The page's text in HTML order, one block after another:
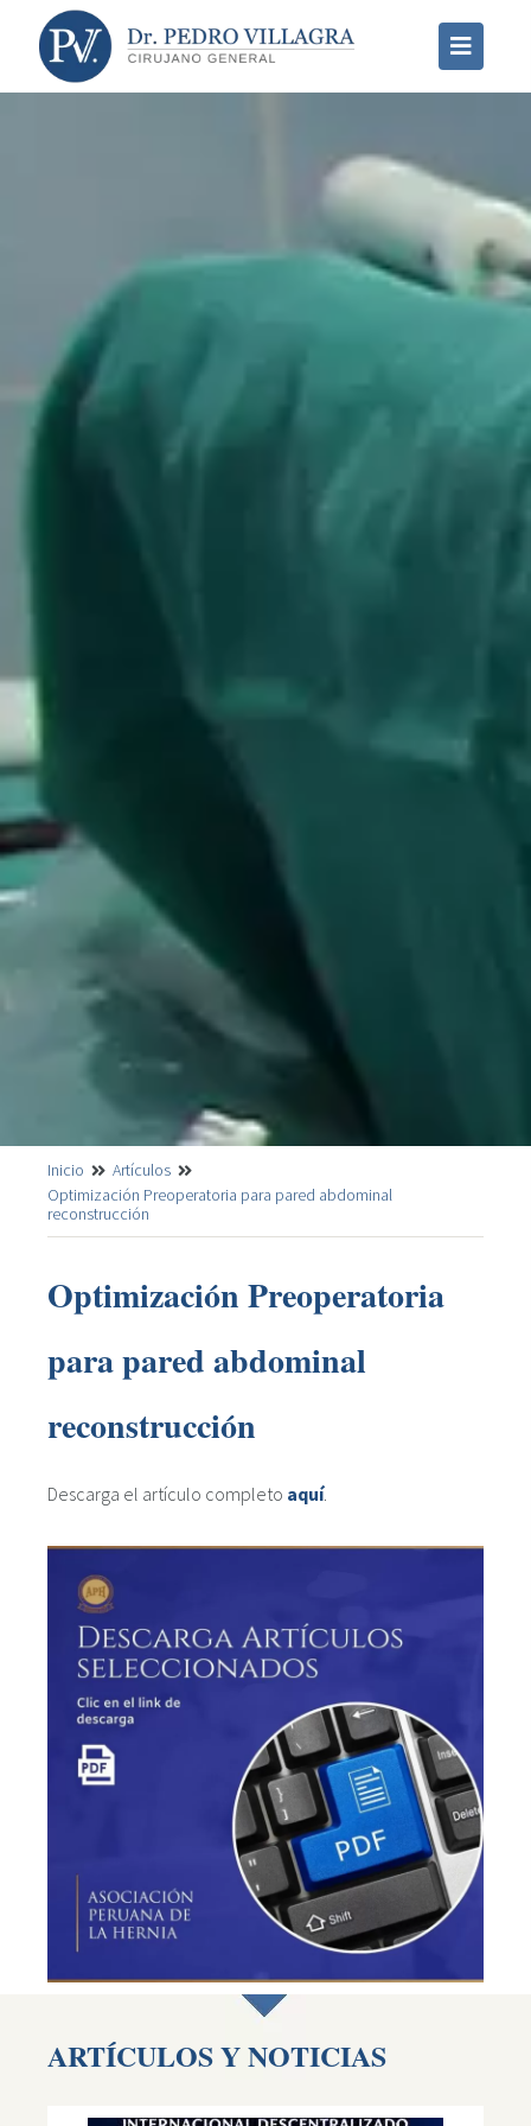
Inicio
Artículos
Optimización Preoperatoria para pared abdominal
reconstrucción
Optimización Preoperatoria
para pared abdominal
reconstrucción
Descarga el artículo completo aquí.
ARTÍCULOS Y NOTICIAS